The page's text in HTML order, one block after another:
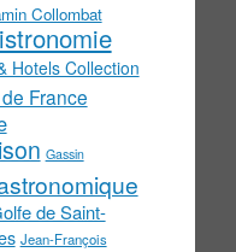
Collombat
Hotels Collection
France
Gassin
de Saint-
Jean-François